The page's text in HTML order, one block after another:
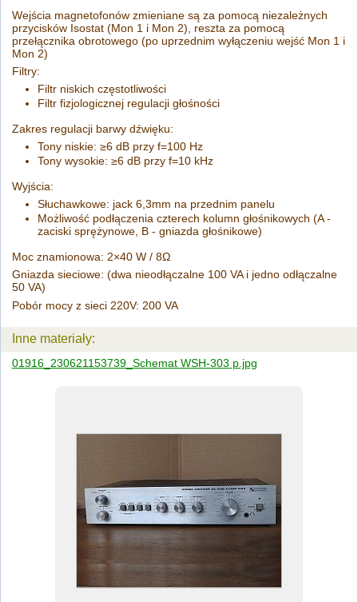
Wejścia magnetofonów zmieniane są za pomocą niezależnych
przycisków Isostat (Mon 1 i Mon 2), reszta za pomocą
przełącznika obrotowego (po uprzednim wyłączeniu wejść Mon 1 i
Mon 2)
Filtry:
Filtr niskich częstotliwości
Filtr fizjologicznej regulacji głośności
Zakres regulacji barwy dźwięku:
Tony niskie: ≥6 dB przy f=100 Hz
Tony wysokie: ≥6 dB przy f=10 kHz
Wyjścia:
Słuchawkowe: jack 6,3mm na przednim panelu
Możliwość podłączenia czterech kolumn głośnikowych (A -
zaciski sprężynowe, B - gniazda głośnikowe)
Moc znamionowa: 2×40 W / 8Ω
Gniazda sieciowe: (dwa nieodłączalne 100 VA i jedno odłączalne
50 VA)
Pobór mocy z sieci 220V: 200 VA
Inne materiały:
01916_230621153739_Schemat WSH-303 p.jpg